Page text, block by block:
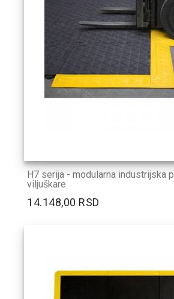
H7 serija - modularna industrijska
viljuškare
14.148,00 RSD